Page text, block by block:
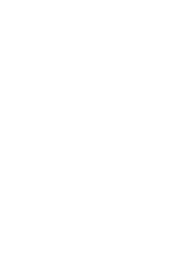
Metallic